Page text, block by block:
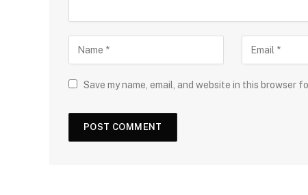
Save my name, email, and website in this browser